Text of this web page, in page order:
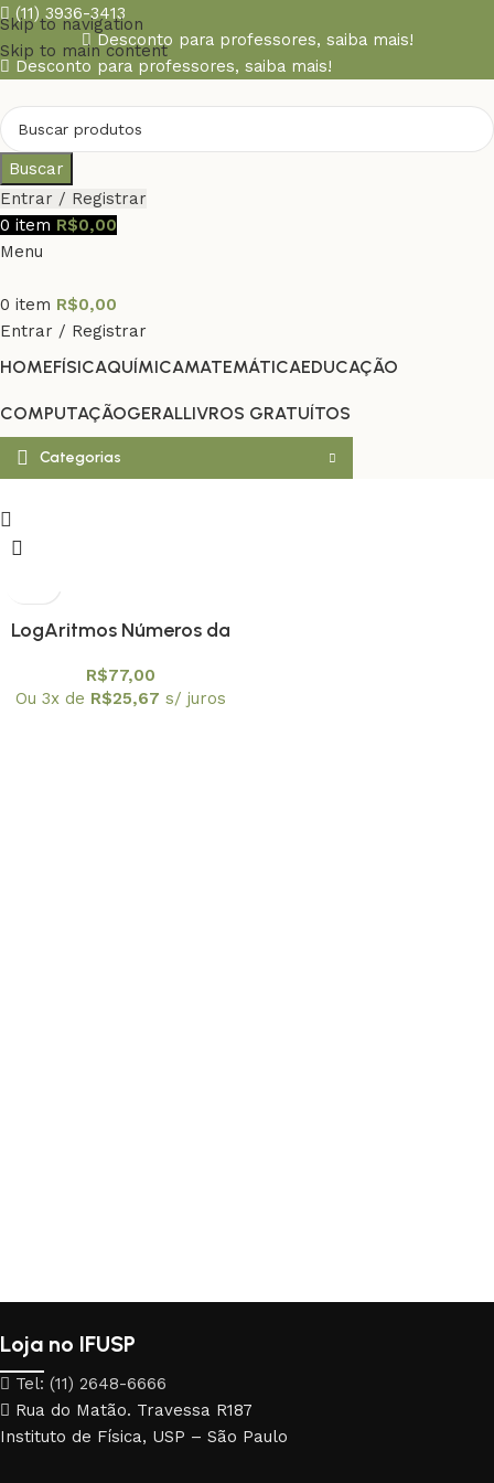
Skip to navigation
Skip to main content
(11) 3936-3413
Desconto para professores, saiba mais!
Desconto para professores, saiba mais!
Buscar
Entrar / Registrar
0 item R$0,00
Menu
0 item R$0,00
Entrar / Registrar
HOMEFÍSICAQUÍMICAMATEMÁTICAEDUCAÇÃO
COMPUTAÇÃOGERALLIVROS GRATUÍTOS
Categorias
LogAritmos Números da
Epistemológicos e
R$77,00
Ou 3x de R$25,67 s/ juros
Loja no IFUSP
Tel: (11) 2648-6666
Rua do Matão. Travessa R187
Instituto de Física, USP – São Paulo